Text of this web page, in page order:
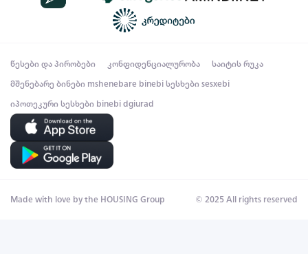
წესები და პირობები კონფიდენციალურობა საიტის რუკა
მშენებარე ბინები mshenebare binebi სესხები sesxebi
იპოთეკური სესხები binebi dgiurad
Made with love by the HOUSING Group © 2025 All rights reserved